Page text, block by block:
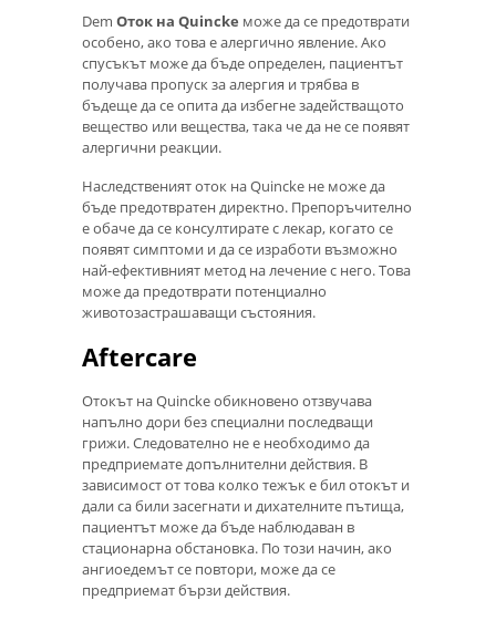
Dem Оток на Quincke може да се предотврати
особено, ако това е алергично явление. Ако
спусъкът може да бъде определен, пациентът
получава пропуск за алергия и трябва в
бъдеще да се опита да избегне задействащото
вещество или вещества, така че да не се появят
алергични реакции.
Наследственият оток на Quincke не може да
бъде предотвратен директно. Препоръчително
е обаче да се консултирате с лекар, когато се
появят симптоми и да се изработи възможно
най-ефективният метод на лечение с него. Това
може да предотврати потенциално
животозастрашаващи състояния.
Aftercare
Отокът на Quincke обикновено отзвучава
напълно дори без специални последващи
грижи. Следователно не е необходимо да
предприемате допълнителни действия. В
зависимост от това колко тежък е бил отокът и
дали са били засегнати и дихателните пътища,
пациентът може да бъде наблюдаван в
стационарна обстановка. По този начин, ако
ангиоедемът се повтори, може да се
предприемат бързи действия.